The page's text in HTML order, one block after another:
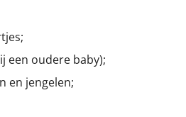
een oudere baby);
en jengelen;